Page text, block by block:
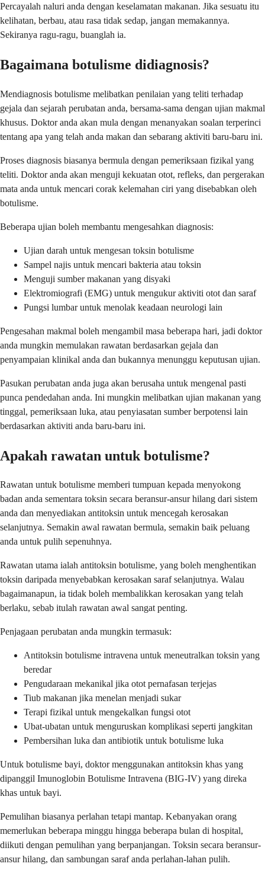
Percayalah naluri anda dengan keselamatan makanan. Jika sesuatu itu
kelihatan, berbau, atau rasa tidak sedap, jangan memakannya.
Sekiranya ragu-ragu, buanglah ia.
Bagaimana botulisme didiagnosis?
Mendiagnosis botulisme melibatkan penilaian yang teliti terhadap
gejala dan sejarah perubatan anda, bersama-sama dengan ujian makmal
khusus. Doktor anda akan mula dengan menanyakan soalan terperinci
tentang apa yang telah anda makan dan sebarang aktiviti baru-baru ini.
Proses diagnosis biasanya bermula dengan pemeriksaan fizikal yang
teliti. Doktor anda akan menguji kekuatan otot, refleks, dan pergerakan
mata anda untuk mencari corak kelemahan ciri yang disebabkan oleh
botulisme.
Beberapa ujian boleh membantu mengesahkan diagnosis:
Ujian darah untuk mengesan toksin botulisme
Sampel najis untuk mencari bakteria atau toksin
Menguji sumber makanan yang disyaki
Elektromiografi (EMG) untuk mengukur aktiviti otot dan saraf
Pungsi lumbar untuk menolak keadaan neurologi lain
Pengesahan makmal boleh mengambil masa beberapa hari, jadi doktor
anda mungkin memulakan rawatan berdasarkan gejala dan
penyampaian klinikal anda dan bukannya menunggu keputusan ujian.
Pasukan perubatan anda juga akan berusaha untuk mengenal pasti
punca pendedahan anda. Ini mungkin melibatkan ujian makanan yang
tinggal, pemeriksaan luka, atau penyiasatan sumber berpotensi lain
berdasarkan aktiviti anda baru-baru ini.
Apakah rawatan untuk botulisme?
Rawatan untuk botulisme memberi tumpuan kepada menyokong
badan anda sementara toksin secara beransur-ansur hilang dari sistem
anda dan menyediakan antitoksin untuk mencegah kerosakan
selanjutnya. Semakin awal rawatan bermula, semakin baik peluang
anda untuk pulih sepenuhnya.
Rawatan utama ialah antitoksin botulisme, yang boleh menghentikan
toksin daripada menyebabkan kerosakan saraf selanjutnya. Walau
bagaimanapun, ia tidak boleh membalikkan kerosakan yang telah
berlaku, sebab itulah rawatan awal sangat penting.
Penjagaan perubatan anda mungkin termasuk:
Antitoksin botulisme intravena untuk meneutralkan toksin yang
beredar
Pengudaraan mekanikal jika otot pernafasan terjejas
Tiub makanan jika menelan menjadi sukar
Terapi fizikal untuk mengekalkan fungsi otot
Ubat-ubatan untuk menguruskan komplikasi seperti jangkitan
Pembersihan luka dan antibiotik untuk botulisme luka
Untuk botulisme bayi, doktor menggunakan antitoksin khas yang
dipanggil Imunoglobin Botulisme Intravena (BIG-IV) yang direka
khas untuk bayi.
Pemulihan biasanya perlahan tetapi mantap. Kebanyakan orang
memerlukan beberapa minggu hingga beberapa bulan di hospital,
diikuti dengan pemulihan yang berpanjangan. Toksin secara beransur-
ansur hilang, dan sambungan saraf anda perlahan-lahan pulih.